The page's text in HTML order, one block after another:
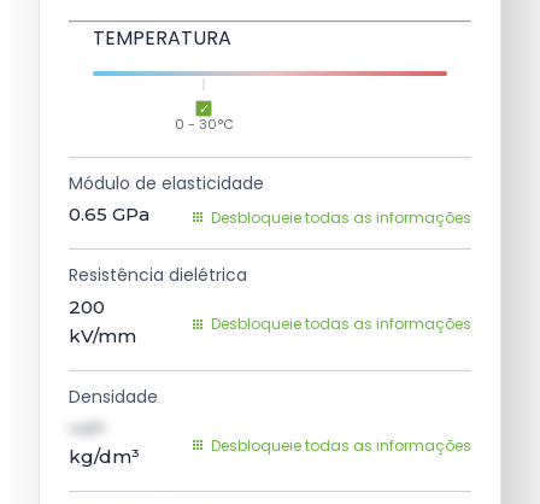
TEMPERATURA
0 - 30°C
Módulo de elasticidade
0.65 GPa Desbloqueie todas as informações
Resistência dielétrica
200
kV/mm
Desbloqueie todas as informações
Densidade
val1
kg/dm³
Desbloqueie todas as informações